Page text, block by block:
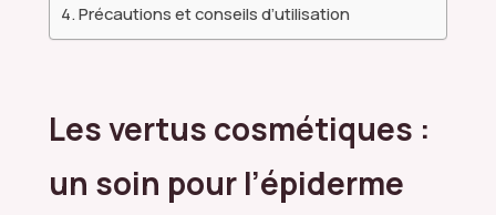
Précautions et conseils d’utilisation
Les vertus cosmétiques :
un soin pour l’épiderme